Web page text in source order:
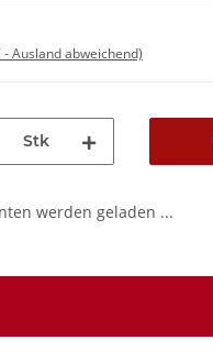
- Ausland abweichend)
Stk
werden geladen ...